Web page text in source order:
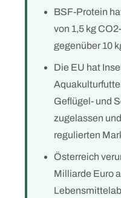
BSF-Protein
von 1,5 kg
gegenüber 10
Die EU hat
Geflügel- und
zugelassen
regulierten
Österreich
Milliarde Euro